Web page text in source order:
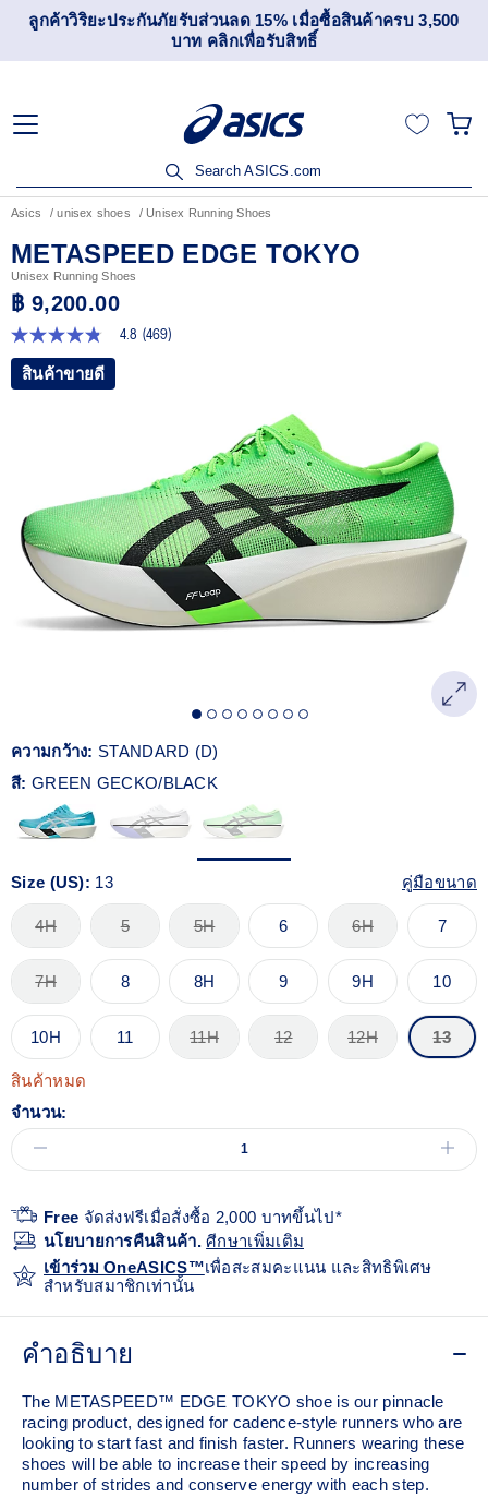
เข้าร่วม OneASICS™ เพื่อสะสมคะแนน และสิทธิพิเศษสำหรับ
สมาชิกเท่านั้น สมัครเลย
Search ASICS.com
Asics unisex shoes Unisex Running Shoes
METASPEED EDGE TOKYO
Unisex Running Shoes
฿ 9,200.00
4.8
จาก
ดาว
Reviews.
ลิงก์
หน้า
เดียวกัน
4.8 (469)
สินค้าขายดี
ความกว้าง: STANDARD (D)
สี: GREEN GECKO/BLACK
Size (US): 13 คู่มือขนาด
4H 5 5H 6 6H 7
7H 8 8H 9 9H 10
10H 11 11H 12 12H 13
สินค้าหมด
จำนวน:
Free จัดส่งฟรีเมื่อสั่งซื้อ 2,000 บาทขึ้นไป*
นโยบายการคืนสินค้า.ศีกษาเพิ่มเติม
เข้าร่วม OneASICS™เพื่อสะสมคะแนน และสิทธิพิเศษ
สำหรับสมาชิกเท่านั้น
คำอธิบาย
The METASPEED™ EDGE TOKYO shoe is our pinnacle
racing product, designed for cadence-style runners who are
looking to start fast and finish faster. Runners wearing these
shoes will be able to increase their speed by increasing
number of strides and conserve energy with each step.